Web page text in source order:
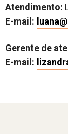
Atendimento:
E-mail:
Gerente de
E-mail: